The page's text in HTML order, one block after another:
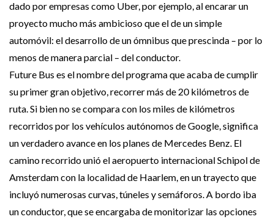
dado por empresas como Uber, por ejemplo, al encarar un
proyecto mucho más ambicioso que el de un simple
automóvil: el desarrollo de un ómnibus que prescinda – por lo
menos de manera parcial – del conductor.
Future Bus es el nombre del programa que acaba de cumplir
su primer gran objetivo, recorrer más de 20 kilómetros de
ruta. Si bien no se compara con los miles de kilómetros
recorridos por los vehículos autónomos de Google, significa
un verdadero avance en los planes de Mercedes Benz. El
camino recorrido unió el aeropuerto internacional Schipol de
Amsterdam con la localidad de Haarlem, en un trayecto que
incluyó numerosas curvas, túneles y semáforos. A bordo iba
un conductor, que se encargaba de monitorizar las opciones